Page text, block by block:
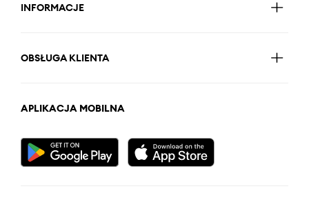
INFORMACJE
OBSŁUGA KLIENTA
APLIKACJA MOBILNA